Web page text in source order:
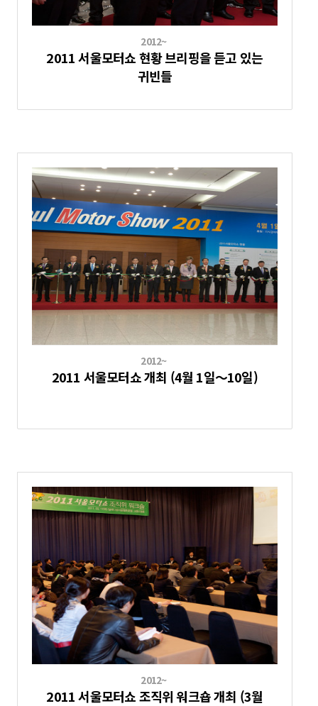
2012~
2011 서울모터쇼 현황 브리핑을 듣고 있는
귀빈들
2012~
2011 서울모터쇼 개최 (4월 1일～10일)
2012~
2011 서울모터쇼 조직위 워크숍 개최 (3월